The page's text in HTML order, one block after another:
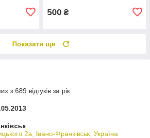
500 ₴
Показати ще
з 689 відгуків за рік
2а, Івано-Франківськ, Україна